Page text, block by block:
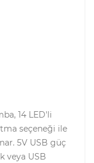
14 LED'li
seçeneği ile
5V USB güç
veya USB